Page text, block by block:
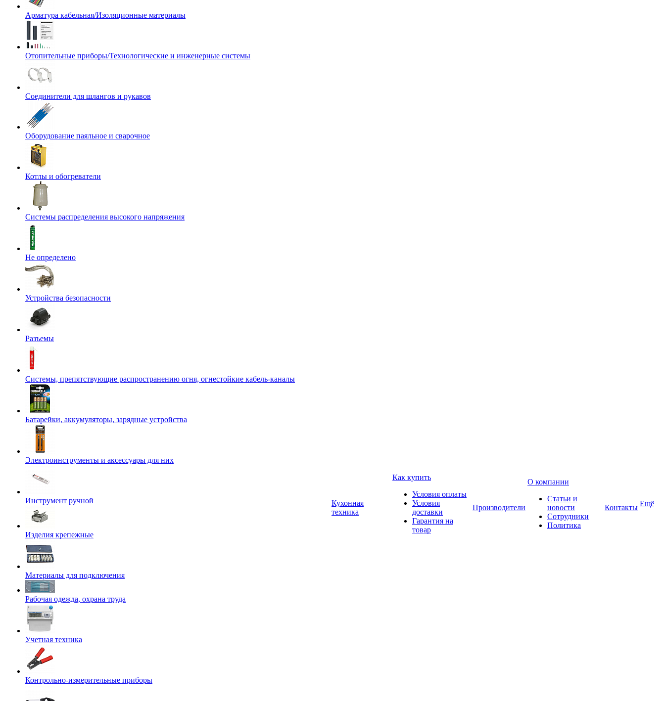
Арматура кабельная/Изоляционные материалы
Отопительные приборы/Технологические и инженерные системы
Соединители для шлангов и рукавов
Оборудование паяльное и сварочное
Котлы и обогреватели
Системы распределения высокого напряжения
Не определено
Устройства безопасности
Разъемы
Системы, препятствующие распространению огня, огнестойкие кабель-каналы
Батарейки, аккумуляторы, зарядные устройства
Электроинструменты и аксессуары для них
Инструмент ручной
Изделия крепежные
Материалы для подключения
Рабочая одежда, охрана труда
Учетная техника
Контрольно-измерительные приборы
Кухонная
техника
Как купить
Условия оплаты
Условия
доставки
Гарантия на
товар
Производители
О компании
Статьи и
новости
Сотрудники
Политика
Контакты Ещё